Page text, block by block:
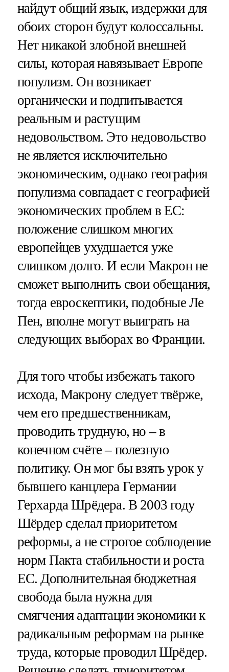
найдут общий язык, издержки для
обоих сторон будут колоссальны.
Нет никакой злобной внешней
силы, которая навязывает Европе
популизм. Он возникает
органически и подпитывается
реальным и растущим
недовольством. Это недовольство
не является исключительно
экономическим, однако география
популизма совпадает с географией
экономических проблем в ЕС:
положение слишком многих
европейцев ухудшается уже
слишком долго. И если Макрон не
сможет выполнить свои обещания,
тогда евроскептики, подобные Ле
Пен, вполне могут выиграть на
следующих выборах во Франции.
Для того чтобы избежать такого
исхода, Макрону следует твёрже,
чем его предшественникам,
проводить трудную, но – в
конечном счёте – полезную
политику. Он мог бы взять урок у
бывшего канцлера Германии
Герхарда Шрёдера. В 2003 году
Шёрдер сделал приоритетом
реформы, а не строгое соблюдение
норм Пакта стабильности и роста
ЕС. Дополнительная бюджетная
свобода была нужна для
смягчения адаптации экономики к
радикальным реформам на рынке
труда, которые проводил Шрёдер.